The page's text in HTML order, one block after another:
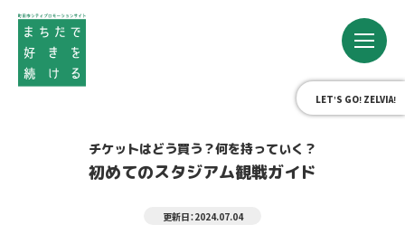
LET’S GO! ZELVIA!
チケットはどう買う？何を持っていく？
初めてのスタジアム観戦ガイド
更新日：2024.07.04